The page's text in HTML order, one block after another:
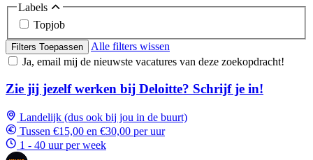
Labels
Topjob
Filters Toepassen
Alle filters wissen
Ja, email mij de nieuwste vacatures van deze zoekopdracht!
Zie jij jezelf werken bij Deloitte? Schrijf je in!
Landelijk (dus ook bij jou in de buurt)
Tussen €15,00 en €30,00 per uur
1 - 40 uur per week